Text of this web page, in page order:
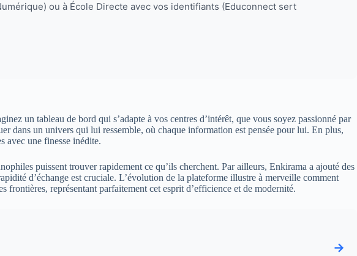
ou à École Directe avec vos identifiants (Educonnect sert
un tableau de bord qui s’adapte à vos centres d’intérêt, que vous soyez passionné par
dans un univers qui lui ressemble, où chaque information est pensée pour lui. En plus,
avec une finesse inédite.
puissent trouver rapidement ce qu’ils cherchent. Par ailleurs, Enkirama a ajouté des
d’échange est cruciale. L’évolution de la plateforme illustre à merveille comment
frontières, représentant parfaitement cet esprit d’efficience et de modernité.
→